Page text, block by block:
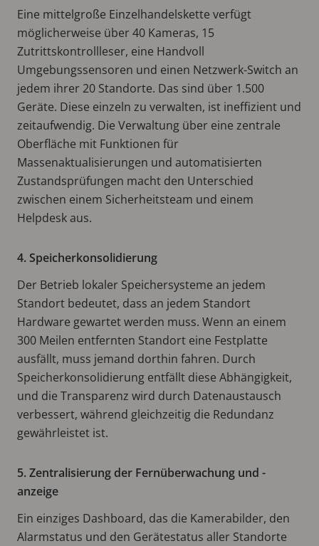
Eine mittelgroße Einzelhandelskette verfügt
möglicherweise über 40 Kameras, 15
Zutrittskontrollleser, eine Handvoll
Umgebungssensoren und einen Netzwerk-Switch an
jedem ihrer 20 Standorte. Das sind über 1.500
Geräte. Diese einzeln zu verwalten, ist ineffizient und
zeitaufwendig. Die Verwaltung über eine zentrale
Oberfläche mit Funktionen für
Massenaktualisierungen und automatisierten
Zustandsprüfungen macht den Unterschied
zwischen einem Sicherheitsteam und einem
Helpdesk aus.
4. Speicherkonsolidierung
Der Betrieb lokaler Speichersysteme an jedem
Standort bedeutet, dass an jedem Standort
Hardware gewartet werden muss. Wenn an einem
300 Meilen entfernten Standort eine Festplatte
ausfällt, muss jemand dorthin fahren. Durch
Speicherkonsolidierung entfällt diese Abhängigkeit,
und die Transparenz wird durch Datenaustausch
verbessert, während gleichzeitig die Redundanz
gewährleistet ist.
5. Zentralisierung der Fernüberwachung und -
anzeige
Ein einziges Dashboard, das die Kamerabilder, den
Alarmstatus und den Gerätestatus aller Standorte